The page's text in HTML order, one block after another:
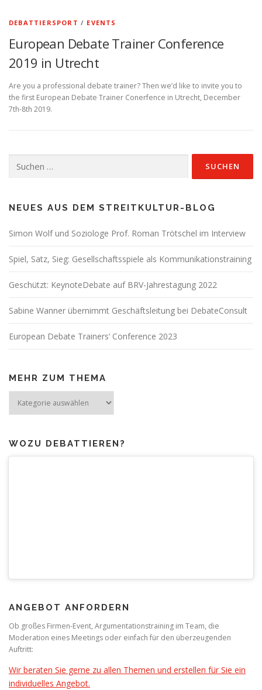
DEBATTIERSPORT / EVENTS
European Debate Trainer Conference
2019 in Utrecht
Are you a professional debate trainer? Then we’d like to invite you to
the first European Debate Trainer Conerfence in Utrecht, December
7th-8th 2019.
nach:
NEUES AUS DEM STREITKULTUR-BLOG
Simon Wolf und Soziologe Prof. Roman Trötschel im Interview
Spiel, Satz, Sieg: Gesellschaftsspiele als Kommunikationstraining
Geschützt: KeynoteDebate auf BRV-Jahrestagung 2022
Sabine Wanner übernimmt Geschäftsleitung bei DebateConsult
European Debate Trainers‘ Conference 2023
MEHR ZUM THEMA
zum
WOZU DEBATTIEREN?
ANGEBOT ANFORDERN
Ob großes Firmen-Event, Argumentationstraining im Team, die
Moderation eines Meetings oder einfach für den überzeugenden
Auftritt:
Wir beraten Sie gerne zu allen Themen und erstellen für Sie ein
individuelles Angebot.